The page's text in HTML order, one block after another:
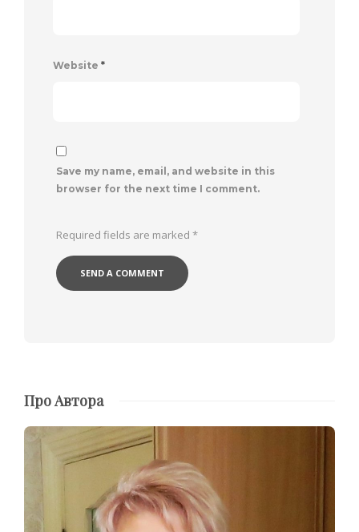
Website *
Save my name, email, and website in this
browser for the next time I comment.
Required fields are marked *
Про Автора